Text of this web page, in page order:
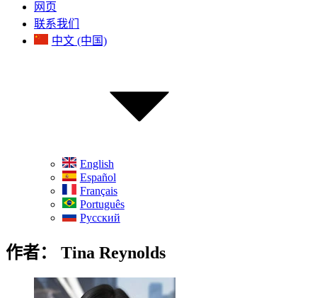
网页
联系我们
中文 (中国)
English
Español
Français
Português
Русский
作者： Tina Reynolds